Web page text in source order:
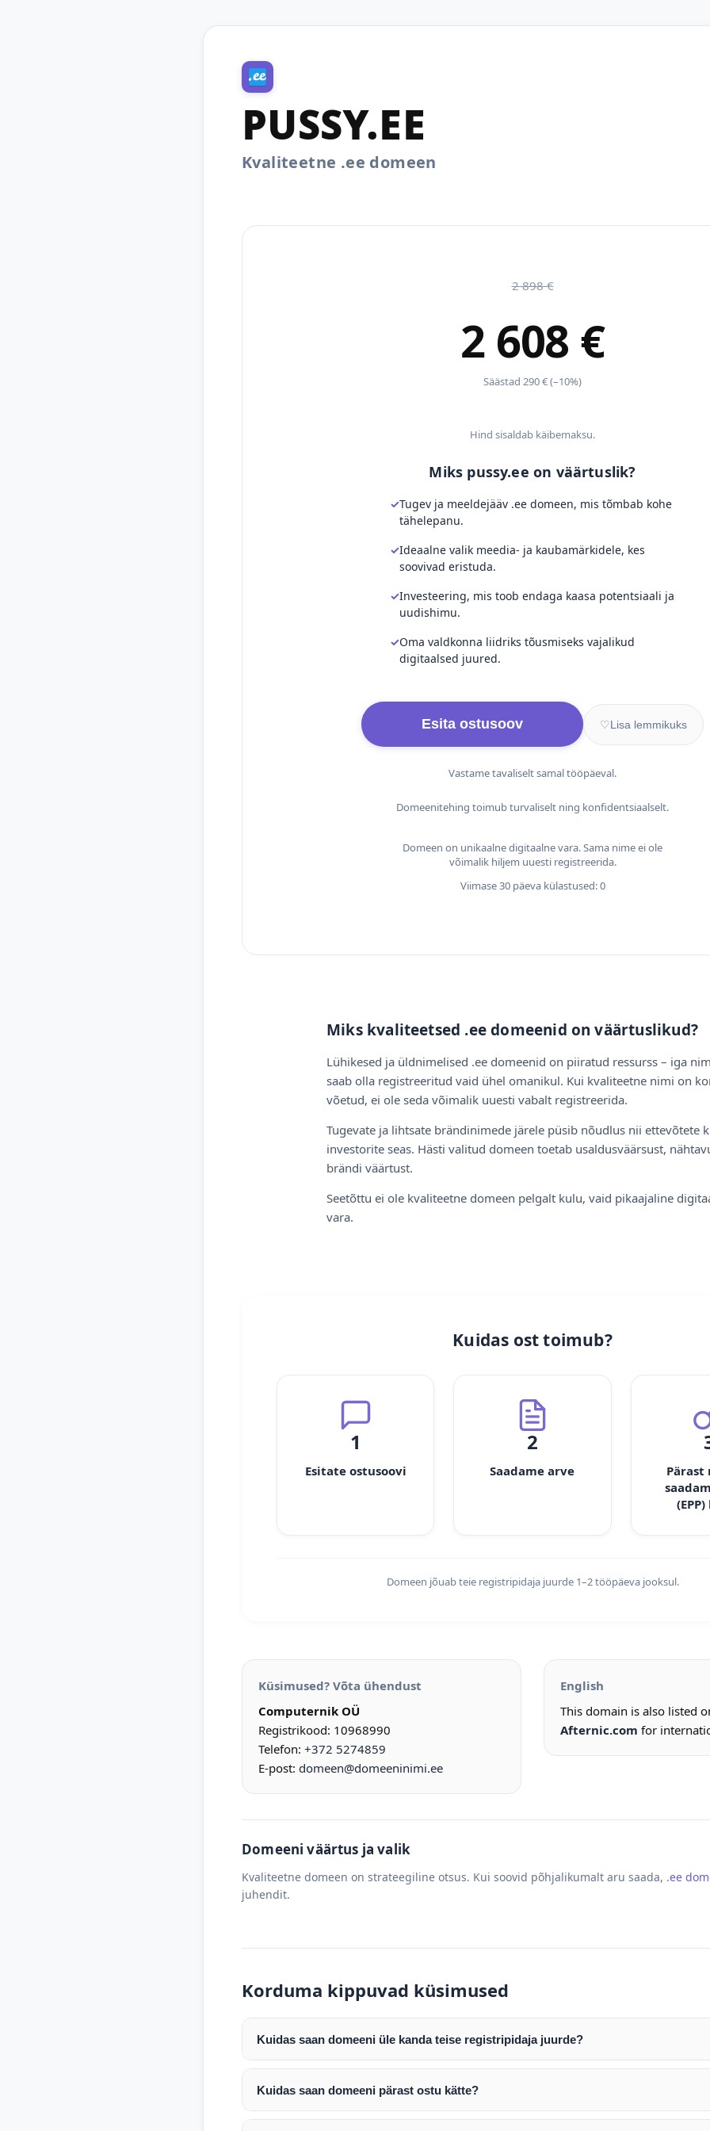
PUSSY.EE
Kvaliteetne .ee domeen
2 898 €
2 608 €
Säästad 290 € (–10%)
Hind sisaldab käibemaksu.
Miks pussy.ee on väärtuslik?
Tugev ja meeldejääv .ee domeen, mis tõmbab kohe
tähelepanu.
Ideaalne valik meedia- ja kaubamärkidele, kes
soovivad eristuda.
Investeering, mis toob endaga kaasa potentsiaali ja
uudishimu.
Oma valdkonna liidriks tõusmiseks vajalikud
digitaalsed juured.
Esita ostusoov ♡Lisa lemmikuks
Vastame tavaliselt samal tööpäeval.
Domeenitehing toimub turvaliselt ning konfidentsiaalselt.
Domeen on unikaalne digitaalne vara. Sama nime ei ole
võimalik hiljem uuesti registreerida.
Viimase 30 päeva külastused: 0
Miks kvaliteetsed .ee domeenid on väärtuslikud?
Lühikesed ja üldnimelised .ee domeenid on piiratud ressurss – iga
saab olla registreeritud vaid ühel omanikul. Kui kvaliteetne nimi on
võetud, ei ole seda võimalik uuesti vabalt registreerida.
Tugevate ja lihtsate brändinimede järele püsib nõudlus nii ettevõtete
investorite seas. Hästi valitud domeen toetab usaldusväärsust,
brändi väärtust.
Seetõttu ei ole kvaliteetne domeen pelgalt kulu, vaid pikaajaline
vara.
Kuidas ost toimub?
1
Esitate ostusoovi
2
Saadame arve
Pärast
Domeen jõuab teie registripidaja juurde 1–2 tööpäeva jooksul.
Küsimused? Võta ühendust
Computernik OÜ
Registrikood: 10968990
Telefon: +372 5274859
E-post: domeen@domeeninimi.ee
English
This domain is also listed
Afternic.com for
Domeeni väärtus ja valik
Kvaliteetne domeen on strateegiline otsus. Kui soovid põhjalikumalt aru saada, .ee
juhendit.
Korduma kippuvad küsimused
Kuidas saan domeeni üle kanda teise registripidaja juurde?
Pärast makse laekumist edastame teile domeeni AUTH (EPP) koodi. Selle abil saate
enda valitud registripidaja juurde.
Domeeni ülekandmine toimub registripidajate vahelise protsessina ning võib võtta
Kuidas saan domeeni pärast ostu kätte?
Pärast ostu vormistamist väljastame arve. Maksekinnituse järel edastame teile